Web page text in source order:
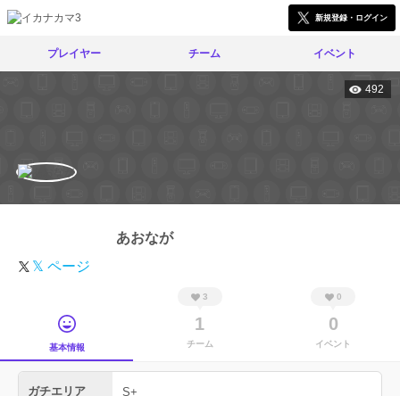
新規登録・ログイン
プレイヤー チーム イベント
492
あおなが
𝕏 ページ
基本情報
3
1
チーム
0
0
イベント
ガチエリア S+